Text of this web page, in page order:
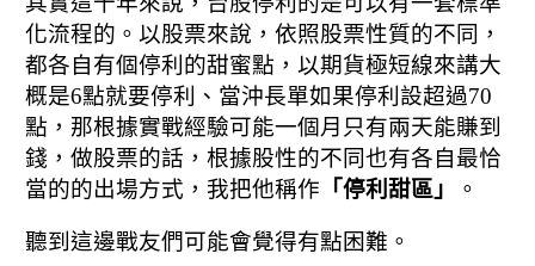
化流程的。 以股票來說，依照股票性質的不同，
都各自有個停利的甜蜜點， 以期貨極短線來講大
概是6點就要停利、當沖長單如果停利設超過70
點， 那根據實戰經驗可能一個月只有兩天能賺到
錢， 做股票的話，根據股性的不同也有各自最恰
當的的出場方式，我把他稱作 「停利甜區」 。
聽到這邊戰友們可能會覺得有點困難。